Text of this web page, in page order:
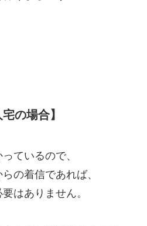
の場合】
ているので、
の着信であれば、
はありません。